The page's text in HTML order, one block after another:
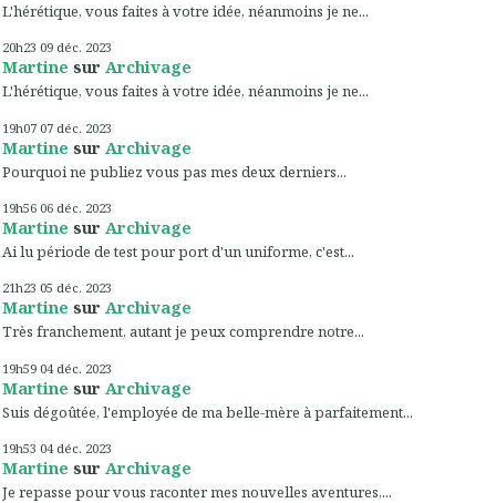
L'hérétique, vous faites à votre idée, néanmoins je ne...
20h23 09 déc. 2023
Martine sur Archivage
L'hérétique, vous faites à votre idée, néanmoins je ne...
19h07 07 déc. 2023
Martine sur Archivage
Pourquoi ne publiez vous pas mes deux derniers...
19h56 06 déc. 2023
Martine sur Archivage
Ai lu période de test pour port d'un uniforme, c'est...
21h23 05 déc. 2023
Martine sur Archivage
Très franchement, autant je peux comprendre notre...
19h59 04 déc. 2023
Martine sur Archivage
Suis dégoûtée, l'employée de ma belle-mère à parfaitement...
19h53 04 déc. 2023
Martine sur Archivage
Je repasse pour vous raconter mes nouvelles aventures,...